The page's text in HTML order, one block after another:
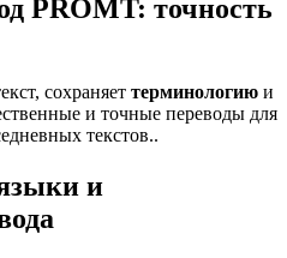
PROMT: точность
сохраняет терминологию и
и точные переводы для
текстов..
и